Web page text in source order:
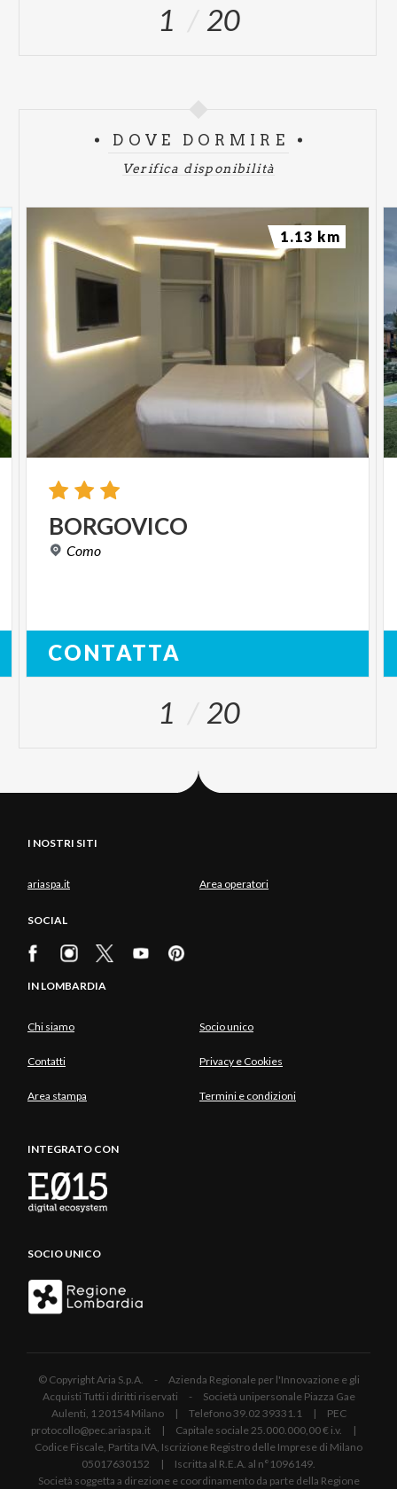
1 20
DOVE DORMIRE
Verifica disponibilità
BORGOVICO
Como
CONTATTA
1.13 km
1 20
I NOSTRI SITI
ariaspa.it Area operatori
SOCIAL
IN LOMBARDIA
Chi siamo Socio unico
Contatti Privacy e Cookies
Area stampa Termini e condizioni
INTEGRATO CON
SOCIO UNICO
© Copyright Aria S.p.A. - Azienda Regionale per l'Innovazione e gli
Acquisti Tutti i diritti riservati - Società unipersonale Piazza Gae
Aulenti, 1 20154 Milano | Telefono 39.02 39331.1 | PEC
protocollo@pec.ariaspa.it | Capitale sociale 25.000.000,00 € i.v. |
Codice Fiscale, Partita IVA, Iscrizione Registro delle Imprese di Milano
05017630152 | Iscritta al R.E.A. al n°1096149.
Società soggetta a direzione e coordinamento da parte della Regione